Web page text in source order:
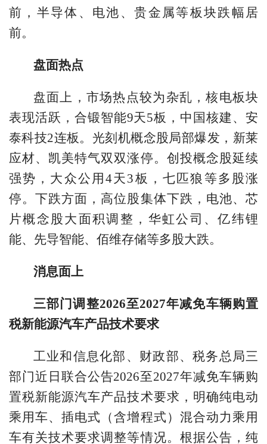
前，半导体、电池、贵金属等板块跌幅居
前。
盘面热点
盘面上，市场热点较为杂乱，核电板块
表现活跃，合锻智能9天5板，中国核建、安
泰科技2连板。光刻机概念股局部爆发，新莱
应材、凯美特气双双涨停。创投概念股延续
强势，大众公用4天3板，七匹狼等多股涨
停。下跌方面，高位股集体下跌，电池、芯
片概念股大面积调整，华虹公司、亿纬锂
能、先导智能、佰维存储等多股大跌。
消息面上
三部门调整2026至2027年减免车辆购置
税新能源汽车产品技术要求
工业和信息化部、财政部、税务总局三
部门近日联合公告2026至2027年减免车辆购
置税新能源汽车产品技术要求，明确纯电动
乘用车、插电式（含增程式）混合动力乘用
车有关技术要求调整等情况。根据公告，纯